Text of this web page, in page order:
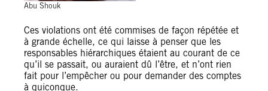
Abu Shouk
Ces violations ont été commises de façon répétée et
à grande échelle, ce qui laisse à penser que les
responsables hiérarchiques étaient au courant de ce
qu’il se passait, ou auraient dû l’être, et n’ont rien
fait pour l’empêcher ou pour demander des comptes
à quiconque.